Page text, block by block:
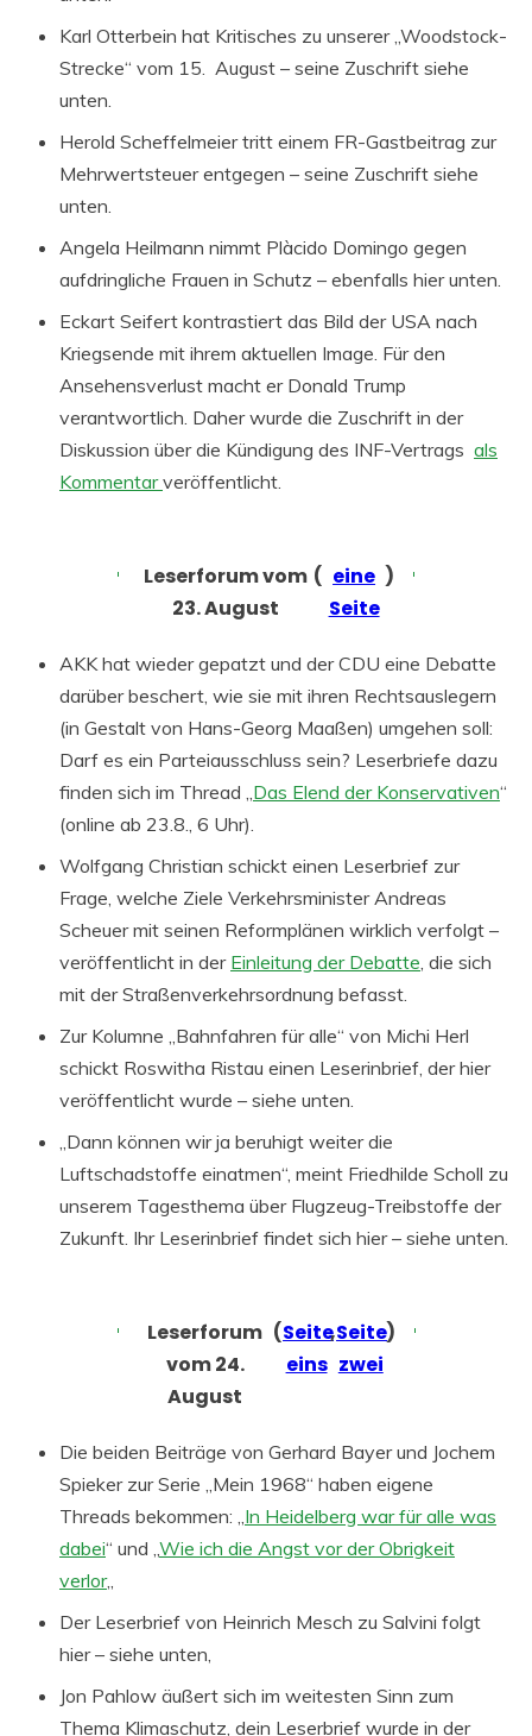
Karl Otterbein hat Kritisches zu unserer „Woodstock-
Strecke“ vom 15. August – seine Zuschrift siehe
unten.
Herold Scheffelmeier tritt einem FR-Gastbeitrag zur
Mehrwertsteuer entgegen – seine Zuschrift siehe
unten.
Angela Heilmann nimmt Plàcido Domingo gegen
aufdringliche Frauen in Schutz – ebenfalls hier unten.
Eckart Seifert kontrastiert das Bild der USA nach
Kriegsende mit ihrem aktuellen Image. Für den
Ansehensverlust macht er Donald Trump
verantwortlich. Daher wurde die Zuschrift in der
Diskussion über die Kündigung des INF-Vertrags als
Kommentarveröffentlicht.
Leserforum vom
23. August
( eine
Seite
)
AKK hat wieder gepatzt und der CDU eine Debatte
darüber beschert, wie sie mit ihren Rechtsauslegern
(in Gestalt von Hans-Georg Maaßen) umgehen soll:
Darf es ein Parteiausschluss sein? Leserbriefe dazu
finden sich im Thread „Das Elend der Konservativen“
(online ab 23.8., 6 Uhr).
Wolfgang Christian schickt einen Leserbrief zur
Frage, welche Ziele Verkehrsminister Andreas
Scheuer mit seinen Reformplänen wirklich verfolgt –
veröffentlicht in der Einleitung der Debatte, die sich
mit der Straßenverkehrsordnung befasst.
Zur Kolumne „Bahnfahren für alle“ von Michi Herl
schickt Roswitha Ristau einen Leserinbrief, der hier
veröffentlicht wurde – siehe unten.
„Dann können wir ja beruhigt weiter die
Luftschadstoffe einatmen“, meint Friedhilde Scholl zu
unserem Tagesthema über Flugzeug-Treibstoffe der
Zukunft. Ihr Leserinbrief findet sich hier – siehe unten.
Leserforum
vom 24.
August
(Seite
eins
,Seite
zwei
)
Die beiden Beiträge von Gerhard Bayer und Jochem
Spieker zur Serie „Mein 1968“ haben eigene
Threads bekommen: „In Heidelberg war für alle was
dabei“ und „Wie ich die Angst vor der Obrigkeit
verlor„
Der Leserbrief von Heinrich Mesch zu Salvini folgt
hier – siehe unten,
Jon Pahlow äußert sich im weitesten Sinn zum
Thema Klimaschutz, dein Leserbrief wurde in der